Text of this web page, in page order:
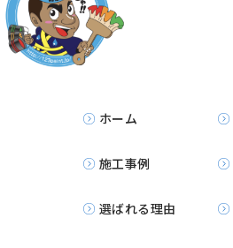
ホーム
施工事例
選ばれる理由